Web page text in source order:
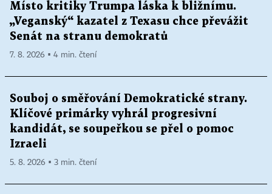
Místo kritiky Trumpa láska k bližnímu.
„Veganský“ kazatel z Texasu chce převážit
Senát na stranu demokratů
7. 8. 2026 ▪ 4 min. čtení
Souboj o směřování Demokratické strany.
Klíčové primárky vyhrál progresivní
kandidát, se soupeřkou se přel o pomoc
Izraeli
5. 8. 2026 ▪ 3 min. čtení